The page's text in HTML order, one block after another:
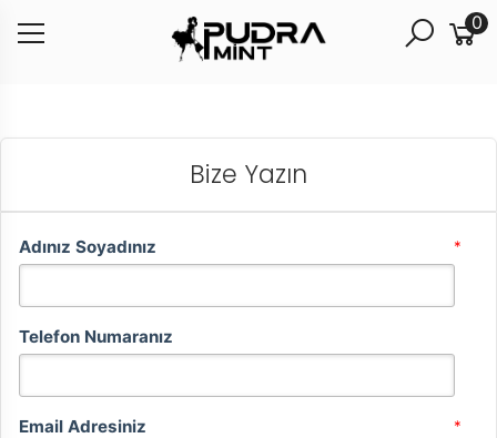
0
Bize Yazın
Adınız Soyadınız *
Telefon Numaranız
Email Adresiniz *